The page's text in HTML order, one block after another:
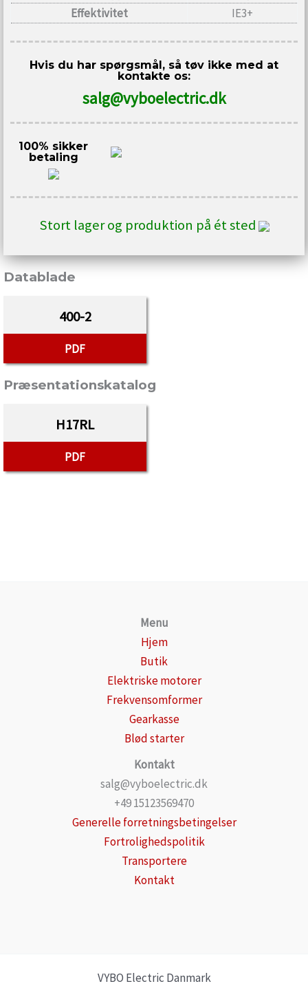
Effektivitet
IE3+
Hvis du har spørgsmål, så tøv ikke med at
kontakte os:
salg@vyboelectric.dk
100% sikker
betaling
Stort lager og produktion på ét sted
Datablade
400-2
PDF
Præsentationskatalog
H17RL
PDF
Menu
Hjem
Butik
Elektriske motorer
Frekvensomformer
Gearkasse
Blød starter
Kontakt
salg@vyboelectric.dk
+49 15123569470
Generelle forretningsbetingelser
Fortrolighedspolitik
Transportere
Kontakt
VYBO Electric Danmark